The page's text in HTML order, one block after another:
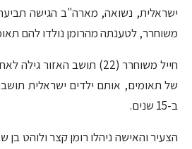
ישראלית, נשואה, מארה"ב הגישה תביעת
משוחרר, לטענתה מהרומן נולדו להם
חייל משוחרר (22) תושב האזור
של תאומים, אותם ילדים ישראלית
ב-15 שנים.
הצעיר והאישה ניהלו רומן קצר ולוהט בן